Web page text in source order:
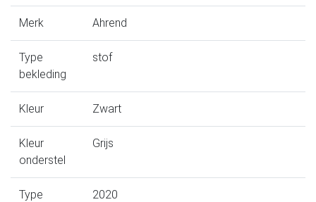
Merk Ahrend
Type
bekleding
stof
Kleur Zwart
Kleur
onderstel
Grijs
Type
2020